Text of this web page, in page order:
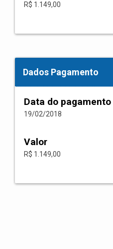
R$ 1.149,00
Dados Pagamento
Data do pagamento
19/02/2018
Valor
R$ 1.149,00